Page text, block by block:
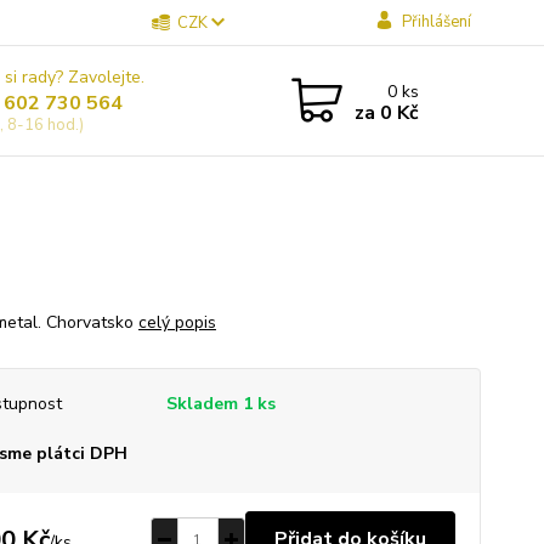
CZK Přihlášení
rady? Zavolejte.
730 564
8-16 hod.)
0ks
za 0 Kč
Chorvatsko celý popis
Skladem 1 ks
plátci DPH